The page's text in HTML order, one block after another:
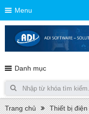
Menu
Danh mục
Trang chủ Thiết bị điện